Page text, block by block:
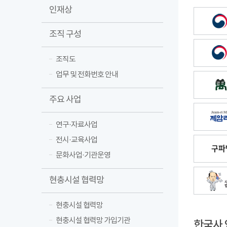
인재상
조직 구성
조직도
업무 및 전화번호 안내
주요 사업
연구·자료사업
전시·교육사업
문화사업·기관운영
현충시설 협력망
현충시설 협력망
현충시설 협력망 가입기관